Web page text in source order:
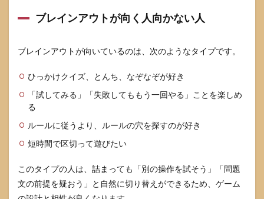
ステ
略サ
と違
の理
6
イン
トの
よく
ある
ブレインアウトが向く人向かない人
ブレインアウトが向いているのは、次のようなタイプです。
ひっかけクイズ、とんち、なぞなぞが好き
「試してみる」「失敗してももう一回やる」ことを楽しめ
る
ルールに従うより、ルールの穴を探すのが好き
短時間で区切って遊びたい
このタイプの人は、詰まっても「別の操作を試そう」「問題
文の前提を疑おう」と自然に切り替えができるため、ゲーム